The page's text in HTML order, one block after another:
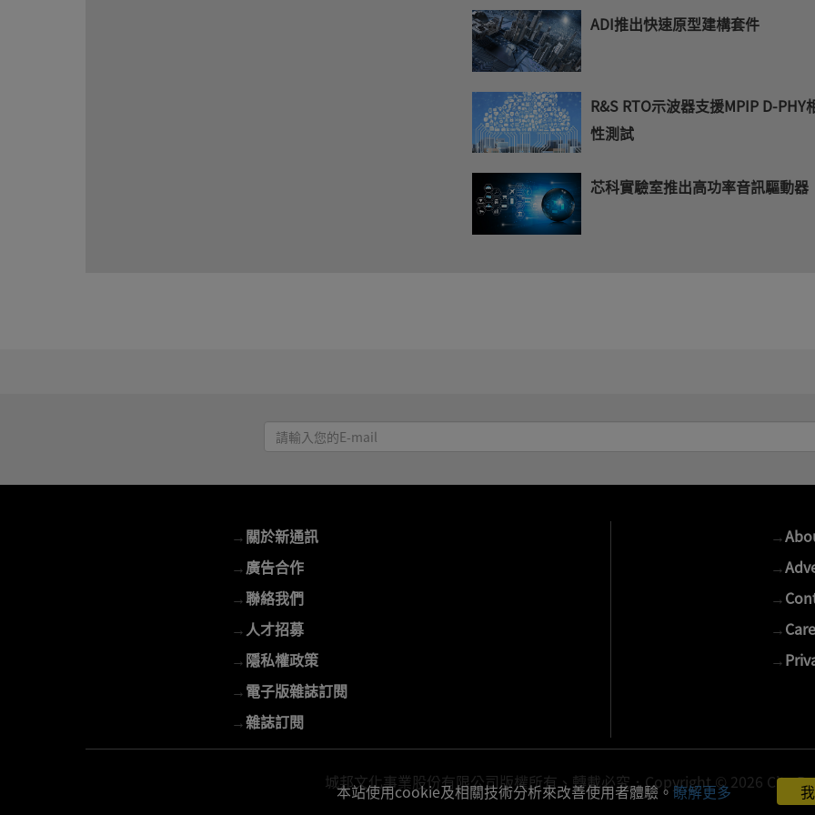
ADI推出快速原型建構套件
R&S RTO示波器支援MPIP D-PHY
性測試
芯科實驗室推出高功率音訊驅動器
請
輸
E-
mail
→關於新通訊
→廣告合作
→聯絡我們
→人才招募
→隱私權政策
→電子版雜誌訂閱
→雜誌訂閱
→
→
→
→
→
城邦文化事業股份有限公司版權所有、轉載必究．Copyright © 2026 Cite
本站使用cookie及相關技術分析來改善使用者體驗。瞭解更多